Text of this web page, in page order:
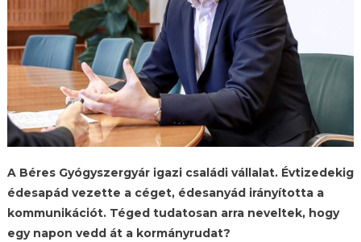
A Béres Gyógyszergyár igazi családi vállalat. Évtizedekig
édesapád vezette a céget, édesanyád irányította a
kommunikációt. Téged tudatosan arra neveltek, hogy
egy napon vedd át a kormányrudat?